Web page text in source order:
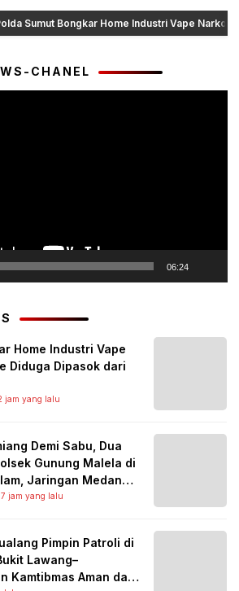
Sumut Bongkar Home Industri Vape
CHANEL
06:24
Home Industri Vape
Diduga Dipasok dari
jam yang lalu
Demi Sabu, Dua
Gunung Malela di
Jaringan Medan
jam yang lalu
Pimpin Patroli di
Lawang–
Kamtibmas Aman dan